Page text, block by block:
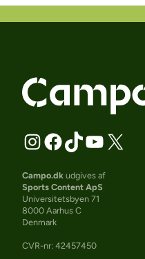
Campo.dk udgives af
Sports Content ApS
Universitetsbyen 71
8000 Aarhus C
Denmark
CVR-nr: 42457450